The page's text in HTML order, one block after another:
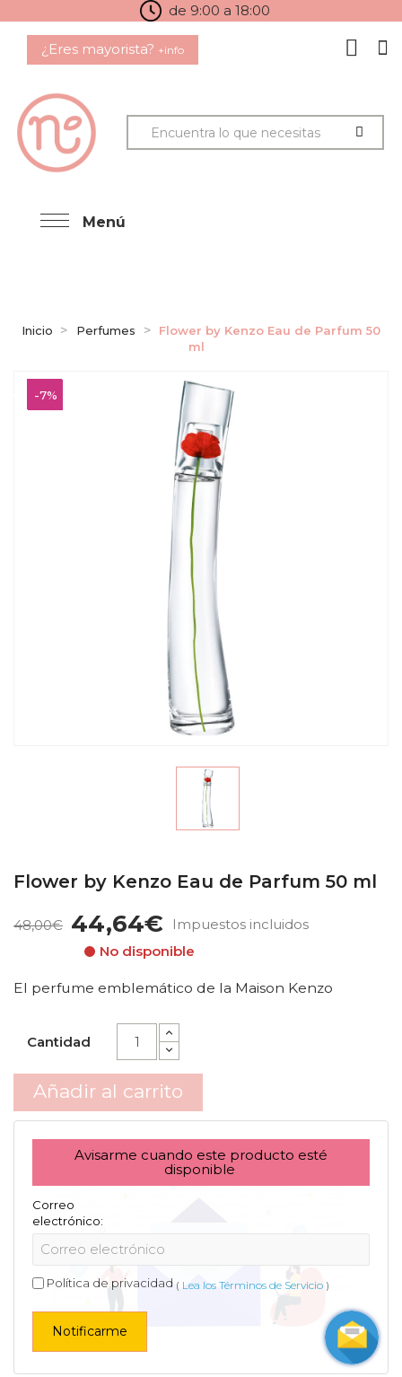
de 9:00 a 18:00
¿Eres mayorista? +info
Menú
Inicio Perfumes
Flower by Kenzo Eau de Parfum 50
ml
-7%
-7%
Flower by Kenzo Eau de Parfum 50 ml
48,00€ 44,64€
Impuestos incluidos
No disponible
El perfume emblemático de la Maison Kenzo
Cantidad
Añadir al carrito
Avisarme cuando este producto esté
disponible
Correo
electrónico:
Política de privacidad ( Lea los Términos de Servicio )
Notificarme